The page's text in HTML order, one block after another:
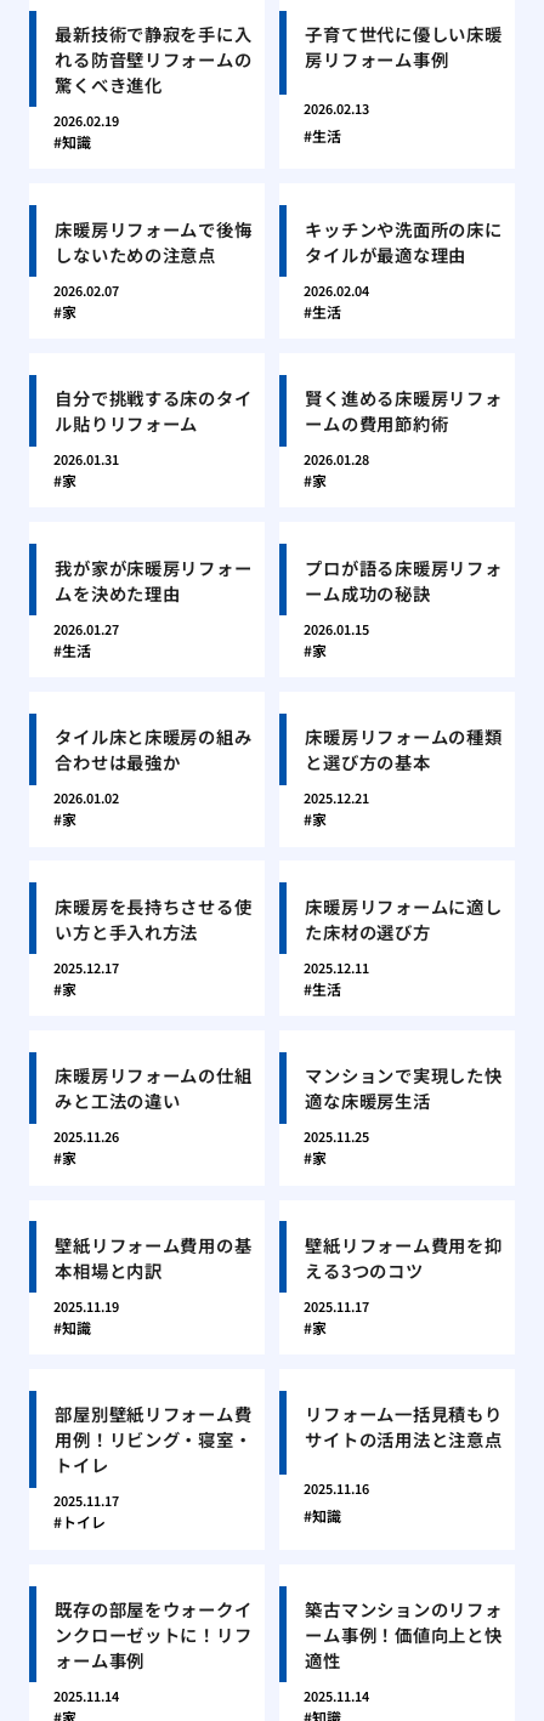
最新技術で静寂を手に入
れる防音壁リフォームの
驚くべき進化
2026.02.19
知識
子育て世代に優しい床暖
房リフォーム事例
2026.02.13
生活
床暖房リフォームで後悔
しないための注意点
2026.02.07
家
キッチンや洗面所の床に
タイルが最適な理由
2026.02.04
生活
自分で挑戦する床のタイ
ル貼りリフォーム
2026.01.31
家
賢く進める床暖房リフォ
ームの費用節約術
2026.01.28
家
我が家が床暖房リフォー
ムを決めた理由
2026.01.27
生活
プロが語る床暖房リフォ
ーム成功の秘訣
2026.01.15
家
タイル床と床暖房の組み
合わせは最強か
2026.01.02
家
床暖房リフォームの種類
と選び方の基本
2025.12.21
家
床暖房を長持ちさせる使
い方と手入れ方法
2025.12.17
家
床暖房リフォームに適し
た床材の選び方
2025.12.11
生活
床暖房リフォームの仕組
みと工法の違い
2025.11.26
家
マンションで実現した快
適な床暖房生活
2025.11.25
家
壁紙リフォーム費用の基
本相場と内訳
2025.11.19
知識
壁紙リフォーム費用を抑
える3つのコツ
2025.11.17
家
部屋別壁紙リフォーム費
用例！リビング・寝室・
トイレ
2025.11.17
トイレ
リフォーム一括見積もり
サイトの活用法と注意点
2025.11.16
知識
既存の部屋をウォークイ
ンクローゼットに！リフ
ォーム事例
2025.11.14
家
築古マンションのリフォ
ーム事例！価値向上と快
適性
2025.11.14
知識